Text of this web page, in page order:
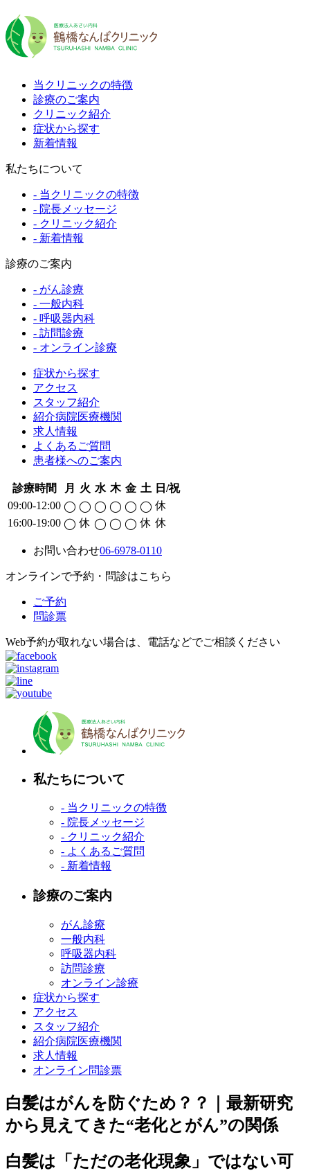
当クリニックの特徴
診療のご案内
クリニック紹介
症状から探す
新着情報
私たちについて
- 当クリニックの特徴
- 院長メッセージ
- クリニック紹介
- 新着情報
診療のご案内
- がん診療
- 一般内科
- 呼吸器内科
- 訪問診療
- オンライン診療
症状から探す
アクセス
スタッフ紹介
紹介病院医療機関
求人情報
よくあるご質問
患者様へのご案内
診療時間 月 火 水 木 金 土 日/祝
09:00-12:00 ◯ ◯ ◯ ◯ ◯ ◯ 休
16:00-19:00 ◯ 休 ◯ ◯ ◯ 休 休
お問い合わせ06-6978-0110
オンラインで予約・問診はこちら
ご予約
問診票
Web予約が取れない場合は、電話などでご相談ください
私たちについて
- 当クリニックの特徴
- 院長メッセージ
- クリニック紹介
- よくあるご質問
- 新着情報
診療のご案内
がん診療
一般内科
呼吸器内科
訪問診療
オンライン診療
症状から探す
アクセス
スタッフ紹介
紹介病院医療機関
求人情報
オンライン問診票
白髪はがんを防ぐため？？｜最新研究
から見えてきた“老化とがん”の関係
白髪は「ただの老化現象」ではない可